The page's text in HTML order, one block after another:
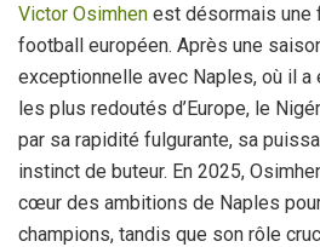
Victor Osimhen est désormais une
football européen. Après une
exceptionnelle avec Naples, où il a
les plus redoutés d’Europe, le
par sa rapidité fulgurante, sa
instinct de buteur. En 2025,
cœur des ambitions de Naples
champions, tandis que son rôle